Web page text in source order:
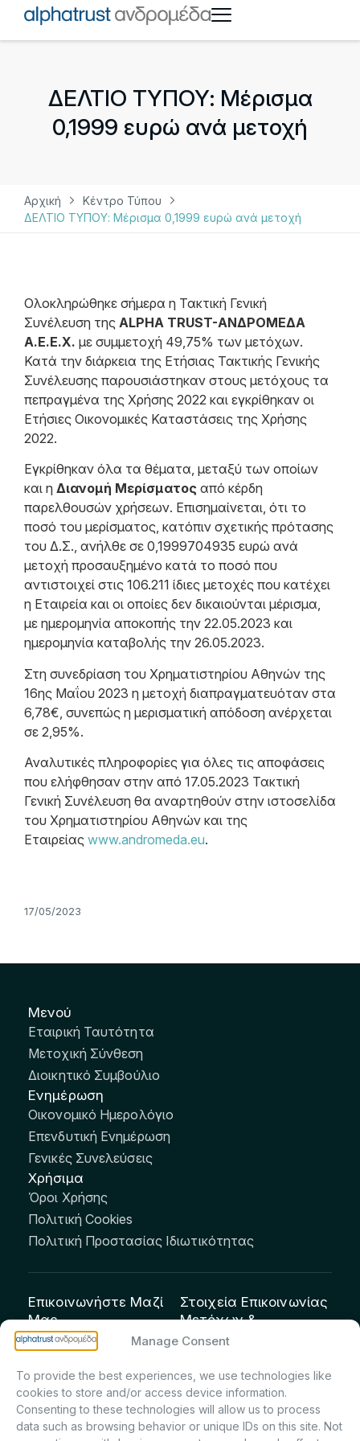
Manage Consent
To provide the best experiences, we use technologies like
cookies to store and/or access device information.
Consenting to these technologies will allow us to process
data such as browsing behavior or unique IDs on this site. Not
ΔΕΛΤΙΟ ΤΥΠΟΥ: Μέρισμα
0,1999 ευρώ ανά μετοχή
Αρχική
Κέντρο Τύπου
ΔΕΛΤΙΟ ΤΥΠΟΥ: Μέρισμα 0,1999 ευρώ ανά μετοχή
Ολοκληρώθηκε σήμερα η Τακτική Γενική
Συνέλευση της ALPHA TRUST-ΑΝΔΡΟΜΕΔΑ
Α.Ε.Ε.Χ. με συμμετοχή 49,75% των μετόχων.
Κατά την διάρκεια της Ετήσιας Τακτικής Γενικής
Συνέλευσης παρουσιάστηκαν στους μετόχους τα
πεπραγμένα της Χρήσης 2022 και εγκρίθηκαν οι
Eτήσιες Οικονομικές Καταστάσεις της Χρήσης
2022.
Εγκρίθηκαν όλα τα θέματα, μεταξύ των οποίων
και η Διανομή Μερίσματος από κέρδη
παρελθουσών χρήσεων. Επισημαίνεται, ότι το
ποσό του μερίσματος, κατόπιν σχετικής πρότασης
του Δ.Σ., ανήλθε σε 0,1999704935 ευρώ ανά
μετοχή προσαυξημένο κατά το ποσό που
αντιστοιχεί στις 106.211 ίδιες μετοχές που κατέχει
η Εταιρεία και οι οποίες δεν δικαιούνται μέρισμα,
με ημερομηνία αποκοπής την 22.05.2023 και
ημερομηνία καταβολής την 26.05.2023.
Στη συνεδρίαση του Χρηματιστηρίου Αθηνών της
16ης Μαΐου 2023 η μετοχή διαπραγματευόταν στα
6,78€, συνεπώς η μερισματική απόδοση ανέρχεται
σε 2,95%.
Αναλυτικές πληροφορίες για όλες τις αποφάσεις
που ελήφθησαν στην από 17.05.2023 Τακτική
Γενική Συνέλευση θα αναρτηθούν στην ιστοσελίδα
του Χρηματιστηρίου Αθηνών και της
Εταιρείας www.andromeda.eu.
17/05/2023
Μενού
Εταιρική Ταυτότητα
Μετοχική Σύνθεση
Διοικητικό Συμβούλιο
Ενημέρωση
Οικονομικό Ημερολόγιο
Επενδυτική Ενημέρωση
Γενικές Συνελεύσεις
Χρήσιμα
Όροι Χρήσης
Πολιτική Cookies
Πολιτική Προστασίας Ιδιωτικότητας
Επικοινωνήστε Μαζί
Μας
info@andromeda.eu
Οδός Αριστείδου 1,
Κηφισιά Τ.Κ. 14561
Στοιχεία Επικοινωνίας
Μετόχων &
Επενδυτών:
Πρίντσιου – Corporate
Secretary & Investor
Relations – Τμήμα